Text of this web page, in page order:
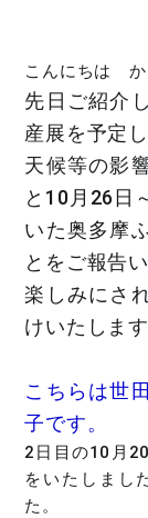
こんにちは か
先日ご紹介
産展を予定
天候等の影
と10月26日
いた奥多摩
とをご報告
楽しみにさ
けいたしま
こちらは世
子です。
2日目の10月
をいたしまし
た。